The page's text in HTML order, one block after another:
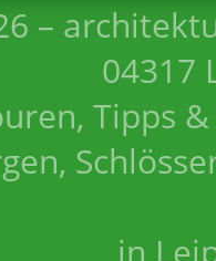
–
04317
Tipps
in